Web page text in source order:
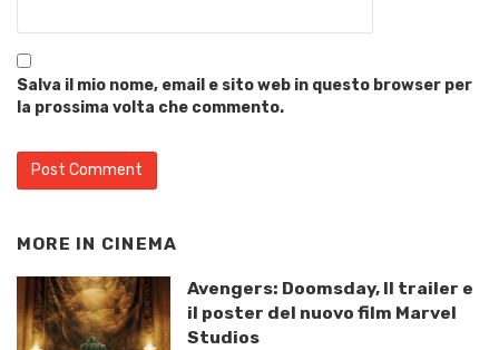
Salva il mio nome, email e sito web in questo browser per
la prossima volta che commento.
MORE IN CINEMA
Avengers: Doomsday, Il trailer e
il poster del nuovo film Marvel
Studios